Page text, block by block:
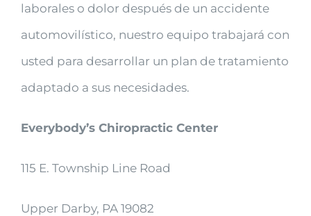
laborales o dolor después de un accidente
automovilístico, nuestro equipo trabajará con
usted para desarrollar un plan de tratamiento
adaptado a sus necesidades.
Everybody’s Chiropractic Center
115 E. Township Line Road
Upper Darby, PA 19082